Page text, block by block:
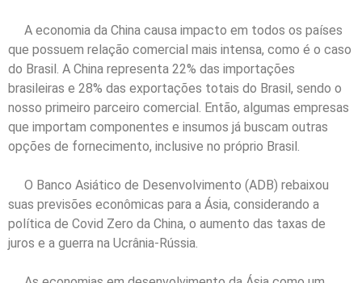
A economia da China causa impacto em todos os países
que possuem relação comercial mais intensa, como é o caso
do Brasil. A China representa 22% das importações
brasileiras e 28% das exportações totais do Brasil, sendo o
nosso primeiro parceiro comercial. Então, algumas empresas
que importam componentes e insumos já buscam outras
opções de fornecimento, inclusive no próprio Brasil.
O Banco Asiático de Desenvolvimento (ADB) rebaixou
suas previsões econômicas para a Ásia, considerando a
política de Covid Zero da China, o aumento das taxas de
juros e a guerra na Ucrânia-Rússia.